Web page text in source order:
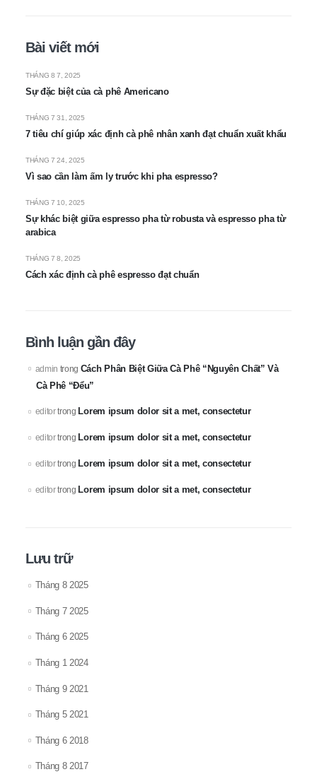
Bài viết mới
Sự đặc biệt của cà phê Americano
THÁNG 8 7, 2025
7 tiêu chí giúp xác định cà phê nhân xanh đạt chuẩn xuất khẩu
THÁNG 7 31, 2025
Vì sao cần làm ấm ly trước khi pha espresso?
THÁNG 7 24, 2025
Sự khác biệt giữa espresso pha từ robusta và espresso pha từ
arabica
THÁNG 7 10, 2025
Cách xác định cà phê espresso đạt chuẩn
THÁNG 7 8, 2025
Bình luận gần đây
admin trong Cách Phân Biệt Giữa Cà Phê “Nguyên Chất” Và
Cà Phê “Đểu”
editortrong Lorem ipsum dolor sit a met, consectetur
editortrong Lorem ipsum dolor sit a met, consectetur
editortrong Lorem ipsum dolor sit a met, consectetur
editortrong Lorem ipsum dolor sit a met, consectetur
Lưu trữ
Tháng 8 2025
Tháng 7 2025
Tháng 6 2025
Tháng 1 2024
Tháng 9 2021
Tháng 5 2021
Tháng 6 2018
Tháng 8 2017